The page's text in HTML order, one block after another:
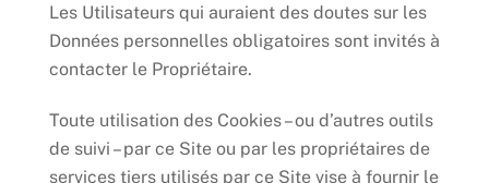
Les Utilisateurs qui auraient des doutes sur les
Données personnelles obligatoires sont invités à
contacter le Propriétaire.
Toute utilisation des Cookies – ou d’autres outils
de suivi – par ce Site ou par les propriétaires de
services tiers utilisés par ce Site vise à fournir le